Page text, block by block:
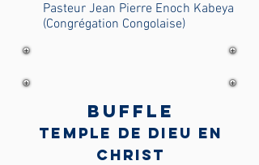
Pasteur Jean Pierre Enoch Kabeya
(Congrégation Congolaise)
Buffle
Temple de Dieu en
Christ